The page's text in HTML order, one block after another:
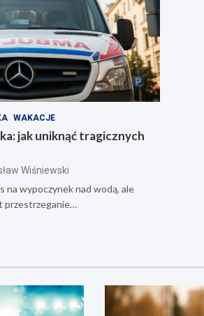
WAKACJE
jak uniknąć tragicznych
Wiśniewski
na wypoczynek nad wodą, ale
przestrzeganie…